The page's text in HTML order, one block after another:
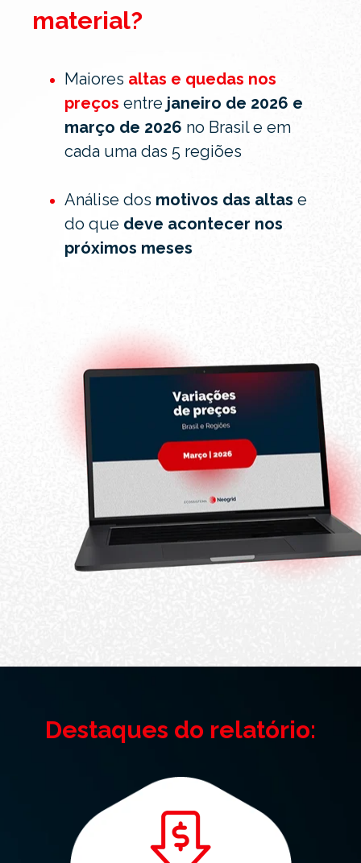
material?
Maiores altas e quedas nos
preços entre janeiro de 2026 e
março de 2026 no Brasil e em
cada uma das 5 regiões
Análise dos motivos das altas e
do que deve acontecer nos
próximos meses
Destaques do relatório: